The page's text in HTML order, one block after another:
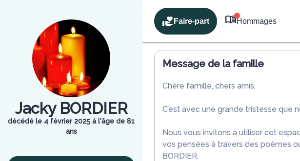
Jacky BORDIER
décédé le 4 février 2025 à l'âge de 81
ans
Faire-part Hommages
Message de la famille
Chère famille, chers amis,
C’est avec une grande tristesse que
Nous vous invitons à utiliser cet
vos pensées à travers des poèmes
BORDIER.